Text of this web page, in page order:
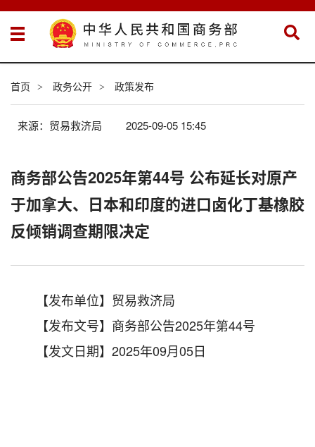
首页 > 政务公开 > 政策发布
来源：贸易救济局 2025-09-05 15:45
商务部公告2025年第44号 公布延长对原产
于加拿大、日本和印度的进口卤化丁基橡胶
反倾销调查期限决定
【发布单位】贸易救济局
【发布文号】商务部公告2025年第44号
【发文日期】2025年09月05日